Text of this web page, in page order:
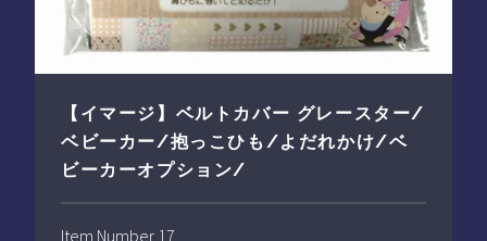
【イマージ】ベルトカバー グレースター/
ベビーカー/抱っこひも/よだれかけ/ベ
ビーカーオプション/
Item Number 17